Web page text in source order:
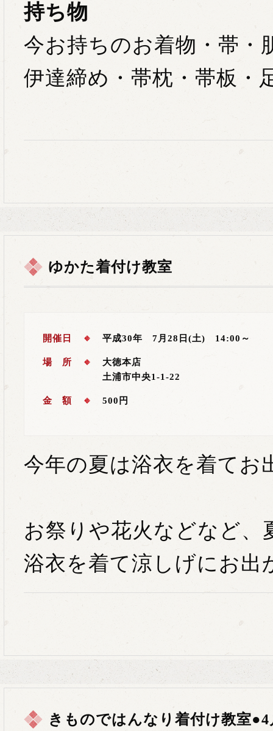
持ち物
今お持ちのお着物・帯・
伊達締め・帯枕・帯板・
ゆかた着付け教室
開催日 平成30年 7月28日(土) 14:00～
場 所
大徳本店
土浦市中央1-1-22
金 額 500円
今年の夏は浴衣を着てお
お祭りや花火などなど
浴衣を着て涼しげにお出
きものではんなり着付け教室●4